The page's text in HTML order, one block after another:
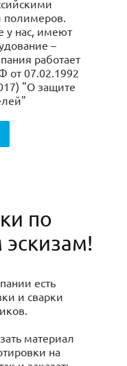
полимеров.
у нас, имеют
–
работает
от 07.02.1992
"О защите
по
есть
и сварки
материал
на